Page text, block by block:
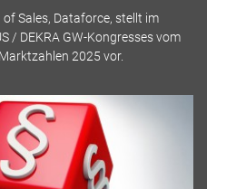
Sales, Dataforce, stellt im
/ DEKRA GW-Kongresses vom
2025 vor.